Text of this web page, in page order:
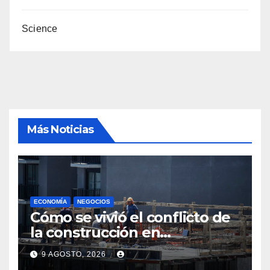
Science
Más Noticias
ECONOMÍA NEGOCIOS
Cómo se vivió el conflicto de
la construcción en
Maldonado, un
departamento donde el
9 AGOSTO, 2026